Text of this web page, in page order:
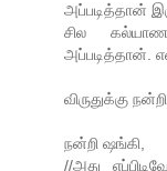
அப்படித்தான்
சில
அப்படித்தான்.
விருதுக்கு
நன்றி ஷங்கி,
//அது